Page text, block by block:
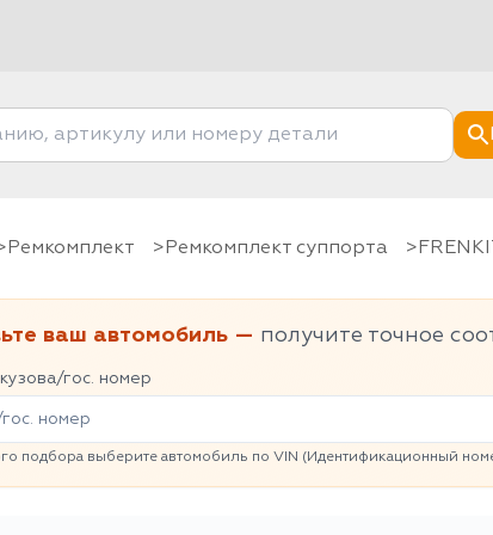
Ремкомплект Ремкомплект суппорта FRENKIT
ваш автомобиль — получите точное
гос. номер
подбора выберите автомобиль по VIN (Идентификационный